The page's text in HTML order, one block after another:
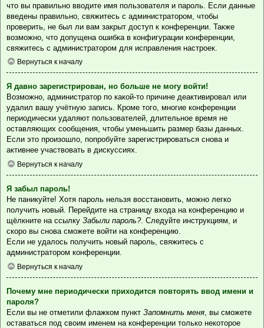
что вы правильно вводите имя пользователя и пароль. Если данные
введены правильно, свяжитесь с администратором, чтобы
проверить, не был ли вам закрыт доступ к конференции. Также
возможно, что допущена ошибка в конфигурации конференции,
свяжитесь с администратором для исправления настроек.
Вернуться к началу
Я давно зарегистрирован, но больше не могу войти!
Возможно, администратор по какой-то причине деактивировал или
удалил вашу учётную запись. Кроме того, многие конференции
периодически удаляют пользователей, длительное время не
оставляющих сообщения, чтобы уменьшить размер базы данных.
Если это произошло, попробуйте зарегистрироваться снова и
активнее участвовать в дискуссиях.
Вернуться к началу
Я забыл пароль!
Не паникуйте! Хотя пароль нельзя восстановить, можно легко
получить новый. Перейдите на страницу входа на конференцию и
щёлкните на ссылку Забыли пароль?. Следуйте инструкциям, и
скоро вы снова сможете войти на конференцию.
Если не удалось получить новый пароль, свяжитесь с
администратором конференции.
Вернуться к началу
Почему мне периодически приходится повторять ввод имени и
пароля?
Если вы не отметили флажком пункт Запомнить меня , вы сможете
оставаться под своим именем на конференции только некоторое